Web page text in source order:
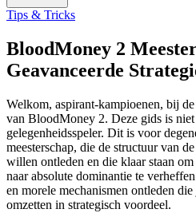
Tips & Tricks
BloodMoney 2
Geavanceerde
Welkom, aspirant-kampioenen, bij
van BloodMoney 2. Deze gids is
gelegenheidsspeler. Dit is voor
meesterschap, die de structuur van
willen ontleden en die klaar staan
naar absolute dominantie te
en morele mechanismen ontleden
omzetten in strategisch voordeel.